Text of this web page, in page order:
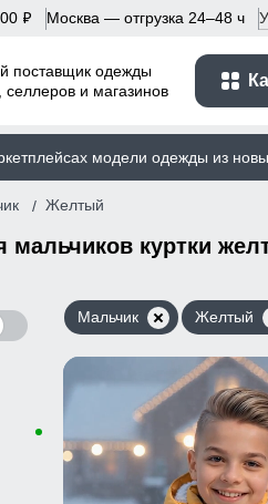
p Москва — отгрузка 24–48 ч
поставщик одежды
и магазинов
модели одежды из
Желтый
куртки
Мальчик Желтый